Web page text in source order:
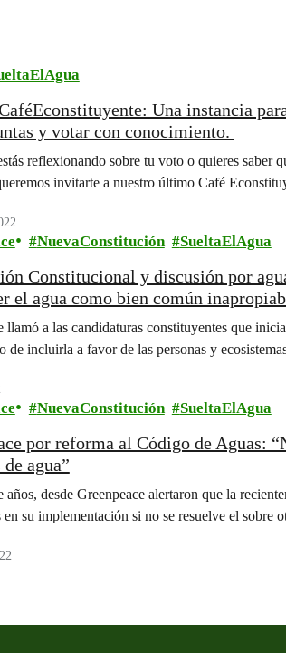
Una instancia
y votar con conocimiento. ￼
reflexionando sobre tu voto o quieres saber
invitarte a nuestro último Café
NuevaConstitución SueltaElAgua
Constitucional y discusión por
el agua como bien común
llamó a las candidaturas constituyentes que
de incluirla a favor de las personas y
NuevaConstitución SueltaElAgua
por reforma al Código de Aguas:
agua”
años, desde Greenpeace alertaron que la
su implementación si no se resuelve el sobre